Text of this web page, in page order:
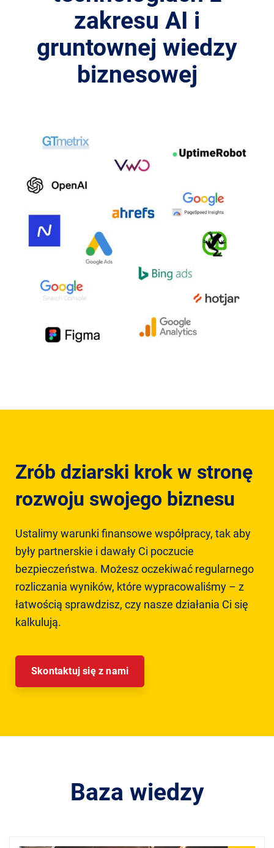
zakresu AI i
gruntownej wiedzy
biznesowej
Zrób dziarski krok w stronę
rozwoju swojego biznesu
Ustalimy warunki finansowe współpracy, tak aby
były partnerskie i dawały Ci poczucie
bezpieczeństwa. Możesz oczekiwać regularnego
rozliczania wyników, które wypracowaliśmy – z
łatwością sprawdzisz, czy nasze działania Ci się
kalkulują.
Skontaktuj się z nami
Baza wiedzy